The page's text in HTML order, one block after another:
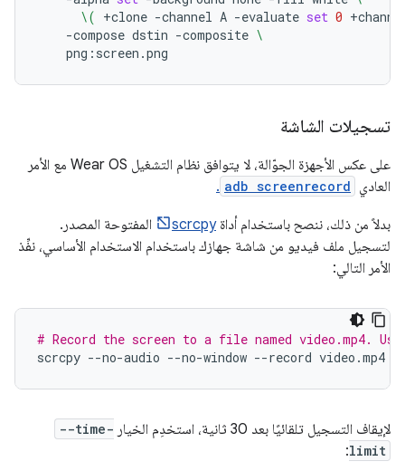
\( +clone -channel A -evaluate set 0
-compose dstin -composite \
تسجيلات الشاشة
على عكس الأجهزة الجوّالة، لا يتوافق نظام التشغيل Wear OS مع الأمر
العادي adb screenrecord
.
بدلاً من ذلك، ننصح باستخدام أداةscrcpy
المفتوحة المصدر.
لتسجيل ملف فيديو من شاشة جهازك باستخدام الاستخدام الأساسي، نفِّذ
الأمر التالي:
# Record the screen to a file named video.mp4.
scrcpy --no-audio --no-window --record
لإيقاف التسجيل تلقائيًا بعد 30 ثانية، استخدِم الخيار
--time-
limit
: